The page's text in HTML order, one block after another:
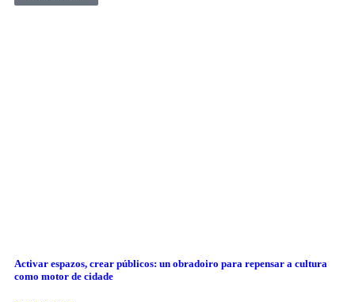
Activar espazos, crear públicos: un obradoiro para repensar a cultura
como motor de cidade